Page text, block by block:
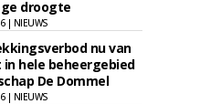
droogte
| NIEUWS
nu van
hele beheergebied
De Dommel
| NIEUWS